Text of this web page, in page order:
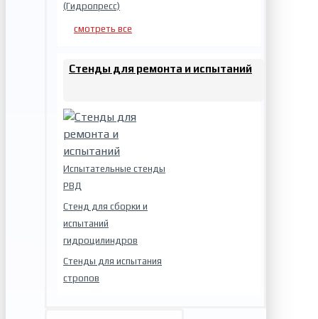
(Гидропресс)
смотреть все
Стенды для ремонта и испытаний
Испытательные стенды
РВД
Стенд для сборки и
испытаний
гидроцилиндров
Стенды для испытания
стропов